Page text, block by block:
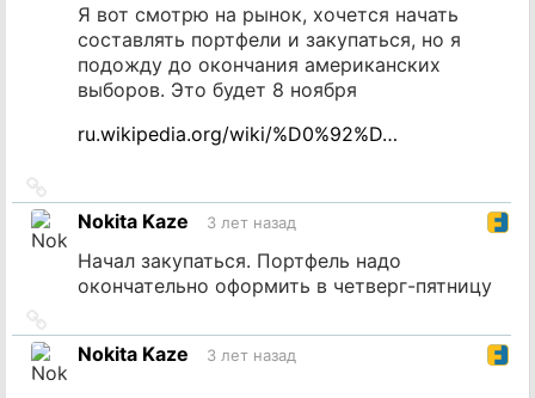
Я вот смотрю на рынок, хочется начать
составлять портфели и закупаться, но я
подожду до окончания американских
выборов. Это будет 8 ноября
ru.wikipedia.org/wiki/%D0%92%D…
на
источник
Nokita Kaze 3 лет назад
Начал закупаться. Портфель надо
окончательно оформить в четверг-пятницу
на
источник
Nokita Kaze 3 лет назад